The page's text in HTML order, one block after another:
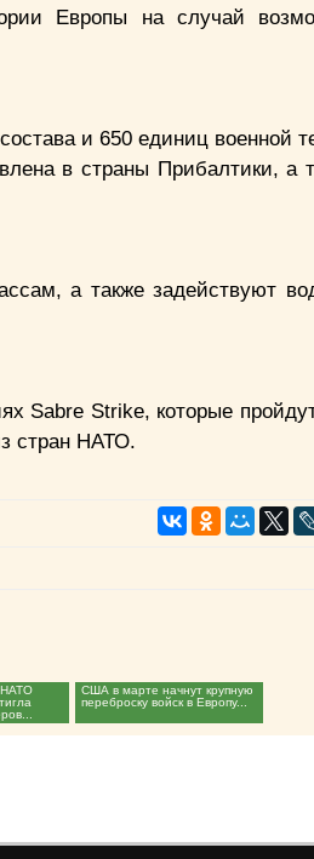
Европы на случай
и 650 единиц военной
в страны Прибалтики, а
а также задействуют
Sabre Strike, которые
стран НАТО.
НАТО
США в марте начнут крупную
переброску войск в Европу...